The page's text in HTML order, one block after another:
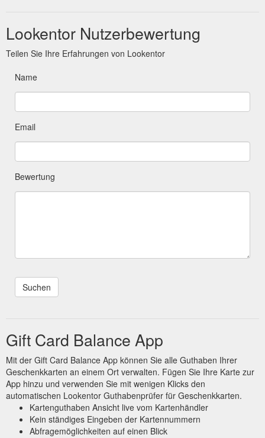
Lookentor Nutzerbewertung
Teilen Sie Ihre Erfahrungen von Lookentor
Name
Email
Bewertung
Gift Card Balance App
Mit der Gift Card Balance App können Sie alle Guthaben Ihrer
Geschenkkarten an einem Ort verwalten. Fügen Sie Ihre Karte zur
App hinzu und verwenden Sie mit wenigen Klicks den
automatischen Lookentor Guthabenprüfer für Geschenkkarten.
Kartenguthaben Ansicht live vom Kartenhändler
Kein ständiges Eingeben der Kartennummern
Abfragemöglichkeiten auf einen Blick